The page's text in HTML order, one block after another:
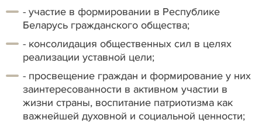
- участие в формировании в Республике
Беларусь гражданского общества;
- консолидация общественных сил в целях
реализации уставной цели;
- просвещение граждан и формирование у них
заинтересованности в активном участии в
жизни страны, воспитание патриотизма как
важнейшей духовной и социальной ценности;